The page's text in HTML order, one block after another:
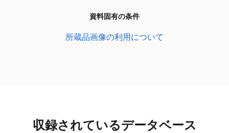
資料固有の条件
所蔵品画像の利用について
収録されているデータベース